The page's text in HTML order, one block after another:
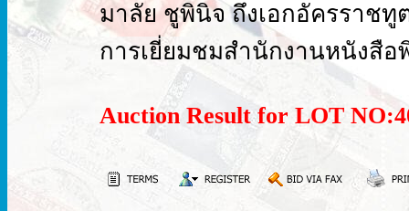
มาลัย ชูพินิจ ถึงเอกอัครราชทู
การเยี่ยมชมสำนักงานหนังสือ
Auction Result for LOT